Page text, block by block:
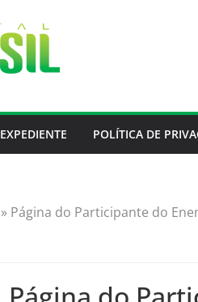
EXPEDIENTE POLÍTICA DE
» Página do Participante do